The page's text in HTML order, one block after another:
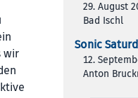
wir
29. August
Bad Ischl
Sonic
12.
Anton